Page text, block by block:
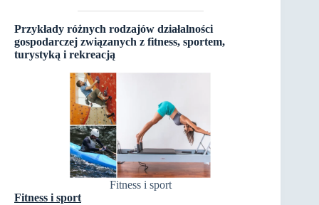
Przykłady różnych rodzajów działalności
gospodarczej związanych z fitness, sportem,
turystyką i rekreacją
Fitness i sport
Fitness i sport